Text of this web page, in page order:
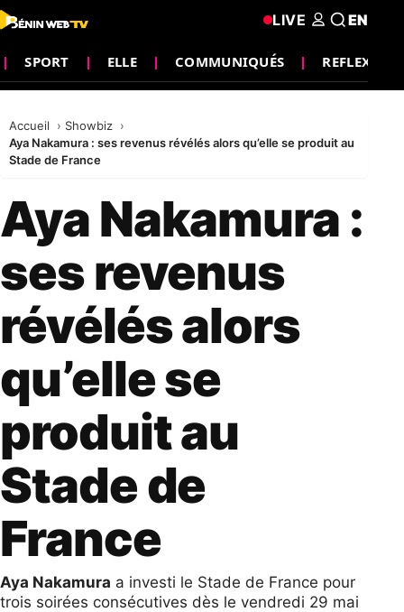
SPORT ELLE COMMUNIQUÉS REFLEXION
LIVE EN
Accueil
Showbiz
Aya Nakamura : ses revenus révélés alors qu’elle se produit au
Stade de France
Aya Nakamura :
ses revenus
révélés alors
qu’elle se
produit au
Stade de
France
Aya Nakamura a investi le Stade de France pour
trois soirées consécutives dès le vendredi 29 mai